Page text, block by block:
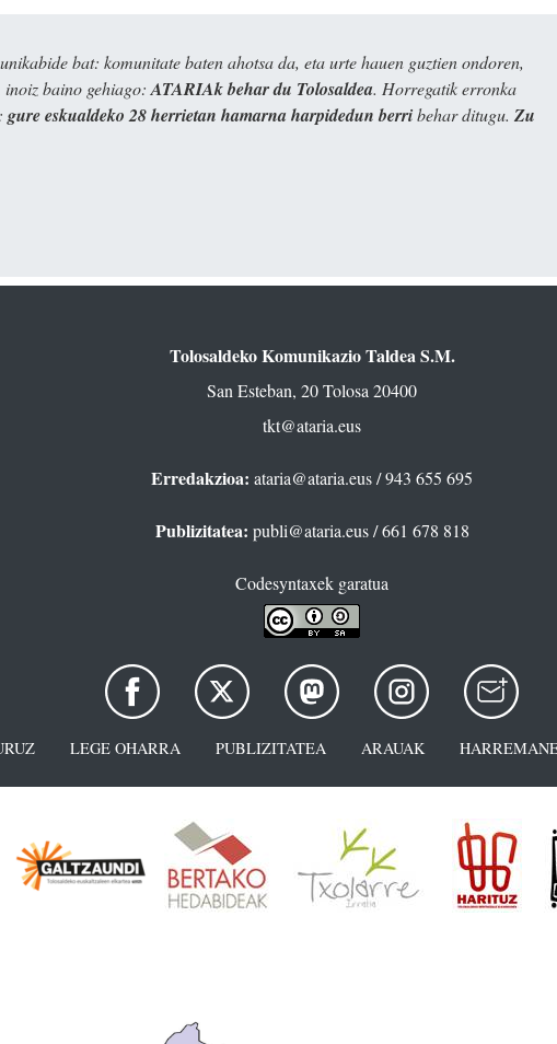
bat: komunitate baten ahotsa da, eta urte hauen guztien ondoren,
inoiz baino gehiago:ATARIAk behar du Tolosaldea. Horregatik erronka
gure eskualdeko 28 herrietan hamarna harpidedun berribehar ditugu. Zu
Tolosaldeko Komunikazio Taldea S.M.
San Esteban, 20 Tolosa 20400
tkt@ataria.eus
Erredakzioa: ataria@ataria.eus/ 943 655 695
Publizitatea: publi@ataria.eus/ 661 678 818
Codesyntaxek garatua
LEGE OHARRA PUBLIZITATEA ARAUAK